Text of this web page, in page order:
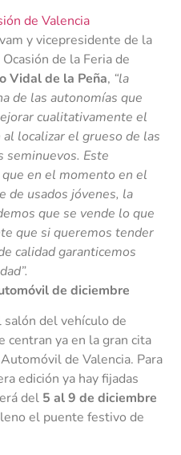
y vicepresidente de la
de la Feria de
Vidal de la Peña, “la
de las autonomías que
cualitativamente el
localizar el grueso de las
seminuevos. Este
en el momento en el
de usados jóvenes, la
que se vende lo que
que si queremos tender
calidad garanticemos
de diciembre
del vehículo de
centran ya en la gran cita
de Valencia. Para
edición ya hay fijadas
del 5 al 9 de diciembre
el puente festivo de